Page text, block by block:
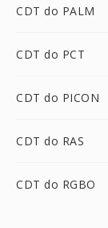
CDT do PALM
CDT do PCT
CDT do PICON
CDT do RAS
CDT do RGBO